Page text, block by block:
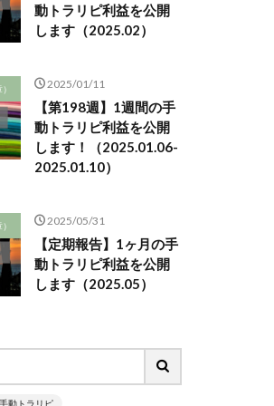
動トラリピ利益を公開
します（2025.02）
2025/01/11
【第198週】1週間の手
動トラリピ利益を公開
します！（2025.01.06-
2025.01.10）
2025/05/31
【定期報告】1ヶ月の手
動トラリピ利益を公開
します（2025.05）
手動トラリピ